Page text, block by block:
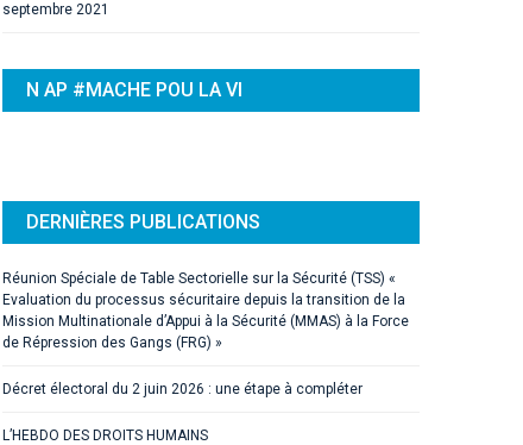
septembre 2021
N AP #MACHE POU LA VI
DERNIÈRES PUBLICATIONS
Réunion Spéciale de Table Sectorielle sur la Sécurité (TSS) «
Evaluation du processus sécuritaire depuis la transition de la
Mission Multinationale d’Appui à la Sécurité (MMAS) à la Force
de Répression des Gangs (FRG) »
Décret électoral du 2 juin 2026 : une étape à compléter
L’HEBDO DES DROITS HUMAINS